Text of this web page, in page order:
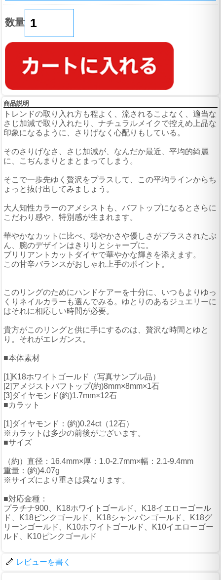
数量
商品説明
トレンドの取り入れ方も程よく、流されるこよなく、適当な
さじ加減で取り入れたり、ナチュラルメイクで控えめ上品な
印象になるように、さりげなく心配りもしている。
そのさりげなさ、さじ加減が、なんだか最近、平均的綺麗
に、こぢんまりとまとまってしまう。
そこで一歩先ゆく贅沢をプラスして、この平均ラインからち
ょっと抜け出してみましょう。
大人知性カラーのアメシストも、バフトップになるとさらに
こだわり感や、特別感が生まれます。
華やかなカットに比べ、穏やかさや優しさがプラスされたぶ
ん、腕のデザインはきりりとシャープに。
ブリリアントカットダイヤで華やかな輝きを添えます。
この甘辛バランスがおしゃれ上手のポイント。
このリングのためにハンドケアーを十分に、いつもよりゆっ
くりネイルカラーも選んでみる。ゆとりのあるジュエリーに
はそれに相応しい時間が必要。
貴方がこのリングと供に手にするのは、贅沢な時間とゆと
り。それがエレガンス。
■本体素材
[1]K18ホワイトゴールド（写真サンプル品）
[2]アメジストバフトップ(約)8mm×8mm×1石
[3]ダイヤモンド(約)1.7mm×12石
■カラット
[1]ダイヤモンド：(約)0.24ct（12石）
※カラットは多少の前後がございます。
■サイズ
（約）直径：16.4mm×厚：1.0-2.7mm×幅：2.1-9.4mm
重量：(約)4.07g
※サイズにより重さは異なります。
■対応金種：
プラチナ900、K18ホワイトゴールド、K18イエローゴール
ド、K18ピンクゴールド、K18シャンパンゴールド、K18グ
リーンゴールド、K10ホワイトゴールド、K10イエローゴー
ルド、K10ピンクゴールド
レビューを書く